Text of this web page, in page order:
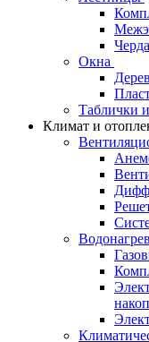
Окна
Таблички
Климат и